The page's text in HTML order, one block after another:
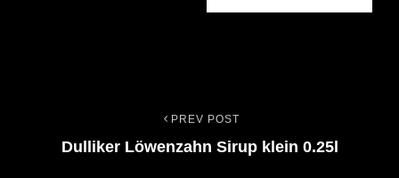
Navigation
PREV POST
Dulliker Löwenzahn Sirup klein 0.25l